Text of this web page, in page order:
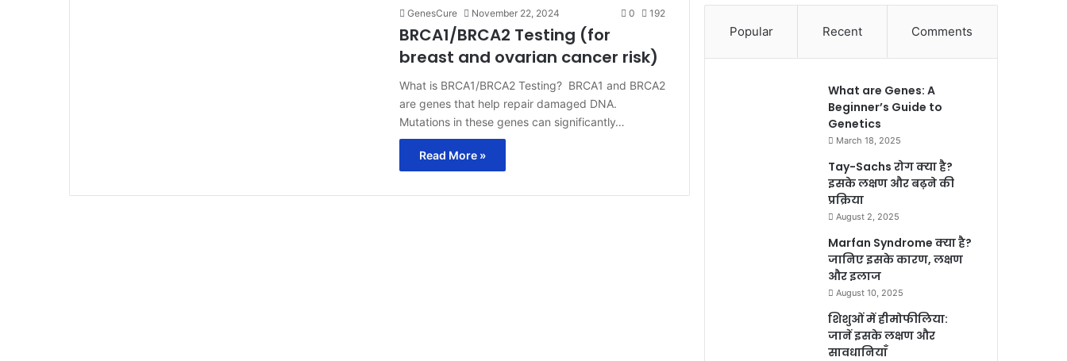
GenesCure November 22, 2024 0 192
BRCA1/BRCA2 Testing (for
breast and ovarian cancer risk)
What is BRCA1/BRCA2 Testing? BRCA1 and BRCA2
are genes that help repair damaged DNA.
Mutations in these genes can significantly…
Read More »
Popular Recent Comments
What are Genes: A
Beginner’s Guide to
Genetics
March 18, 2025
Tay-Sachs रोग क्या है?
इसके लक्षण और बढ़ने की
प्रक्रिया
August 2, 2025
Marfan Syndrome क्या है?
जानिए इसके कारण, लक्षण
और इलाज
August 10, 2025
शिशुओं में हीमोफीलिया:
जानें इसके लक्षण और
सावधानियाँ